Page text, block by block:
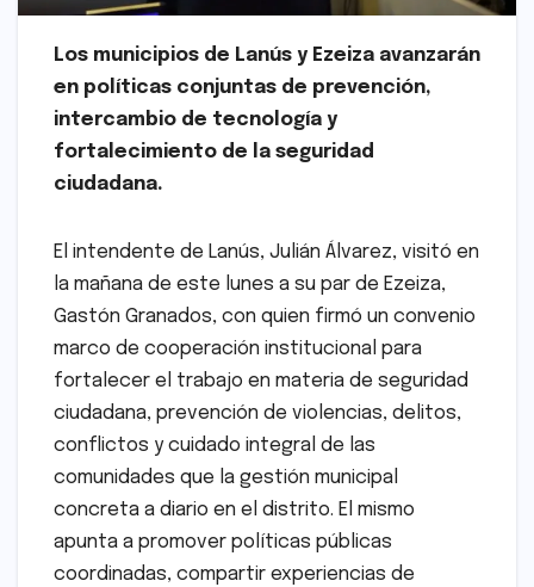
Los municipios de Lanús y Ezeiza avanzarán
en políticas conjuntas de prevención,
intercambio de tecnología y
fortalecimiento de la seguridad
ciudadana.
El intendente de Lanús, Julián Álvarez, visitó en
la mañana de este lunes a su par de Ezeiza,
Gastón Granados, con quien firmó un convenio
marco de cooperación institucional para
fortalecer el trabajo en materia de seguridad
ciudadana, prevención de violencias, delitos,
conflictos y cuidado integral de las
comunidades que la gestión municipal
concreta a diario en el distrito. El mismo
apunta a promover políticas públicas
coordinadas, compartir experiencias de